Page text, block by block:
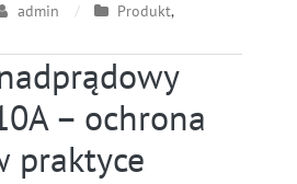
admin Produkt,
– ochrona
praktyce